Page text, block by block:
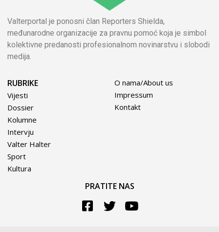
Valterportal je ponosni član Reporters Shielda,
međunarodne organizacije za pravnu pomoć koja je simbol
kolektivne predanosti profesionalnom novinarstvu i slobodi
medija.
RUBRIKE
Vijesti
Dossier
Kolumne
Intervju
Valter Halter
Sport
Kultura
O nama/About us
Impressum
Kontakt
PRATITE NAS